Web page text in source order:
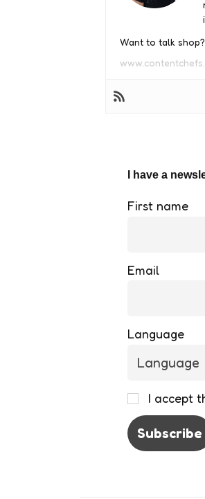
Want to talk
I have a
First name
Email
Language
I accept